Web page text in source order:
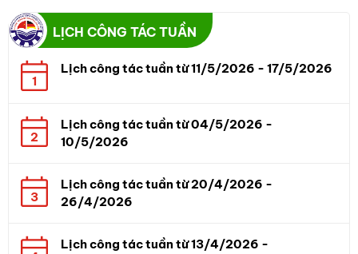
LỊCH CÔNG TÁC TUẦN
1
Lịch công tác tuần từ 11/5/2026 - 17/5/2026
2
Lịch công tác tuần từ 04/5/2026 -
10/5/2026
3
Lịch công tác tuần từ 20/4/2026 -
26/4/2026
Lịch công tác tuần từ 13/4/2026 -